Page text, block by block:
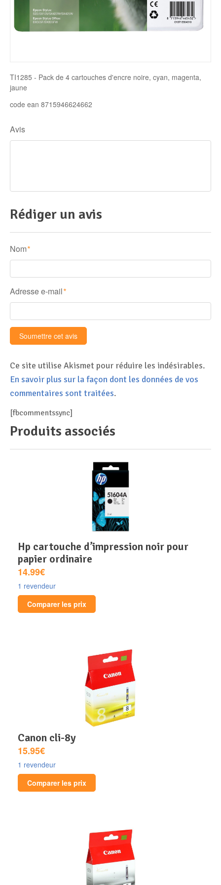
Disque SSD
TI1285 - Pack de 4 cartouches d'encre noire, cyan, magenta,
jaune
code ean 8715946624662
Avis
Rédiger un avis
Nom *
Adresse e-mail *
Ce site utilise Akismet pour réduire les indésirables.
En savoir plus sur la façon dont les données de vos
commentaires sont traitées.
[fbcommentssync]
Produits associés
hp cartouche d’impression noir pour
papier ordinaire
14.99€
1 revendeur
Comparer les prix
canon cli-8y
15.95€
1 revendeur
Comparer les prix